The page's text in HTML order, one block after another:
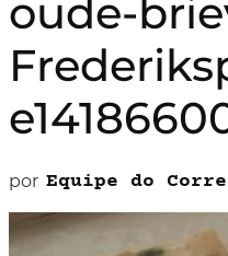
oude-
por Equipe do